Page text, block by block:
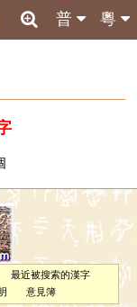
粵
普
最近被搜索的漢字
意見簿